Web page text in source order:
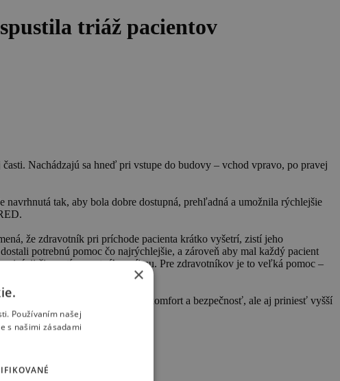
triáž pacientov
Nachádzajú sa hneď pri vstupe do budovy – vchod vpravo, po pravej
tak, aby bola dobre dostupná, prehľadná a umožnila rýchlejšie
že zdravotník pri príchode pacienta krátko vyšetrí, zistí jeho
potrebnú pomoc čo najrýchlejšie, a zároveň aby mal každý pacient
činností urgentného príjmu. Pre zdravotníkov je to veľká pomoc –
Cieľom je nielen zvýšiť komfort a bezpečnosť, ale aj priniesť vyšší
×
Používaním našej
s našimi zásadami